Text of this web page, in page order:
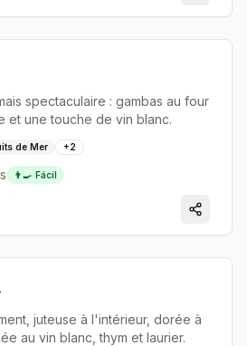
spectaculaire : gambas au four
et une touche de vin blanc.
de Mer +2
👨‍🍳 Fácil
juteuse à l'intérieur, dorée à
au vin blanc, thym et laurier.